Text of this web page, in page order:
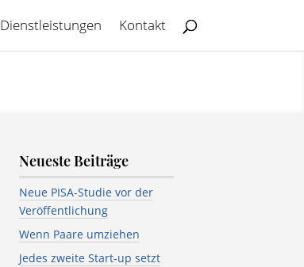
Dienstleistungen Kontakt
Neueste Beiträge
Neue PISA-Studie vor der
Veröffentlichung
Wenn Paare umziehen
Jedes zweite Start-up setzt